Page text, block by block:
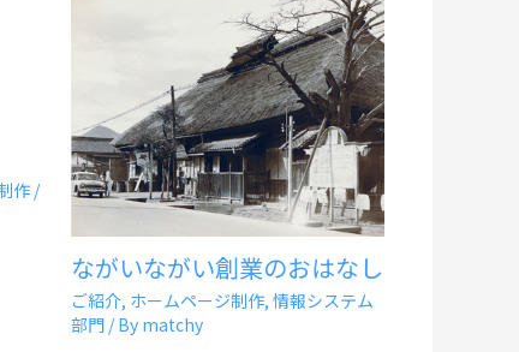
作/
ながいながい創業のおはなし
ご紹介, ホームページ制作, 情報システム
部門/ By matchy